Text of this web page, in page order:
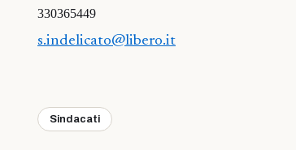
330365449
s.indelicato@libero.it
Sindacati